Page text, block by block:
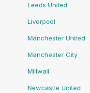
Leeds United
Liverpool
Manchester United
Manchester City
Millwall
Newcastle United